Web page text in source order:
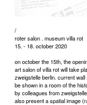
/
roter salon . museum villa rot
15. - 18. october 2020
on october the 15th, the
art salon of villa rot will take
zweigstelle berlin. current
be shown in a room of the
by colleagues from
also present a spatial image